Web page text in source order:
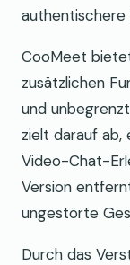
CooMeet
zusätzlichen
und
zielt darauf ab,
Video-Chat-
Version
ungestörte
Durch das